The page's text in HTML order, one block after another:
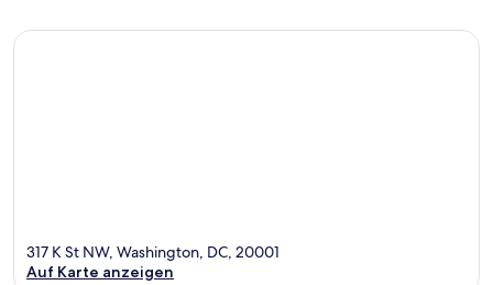
317 K St NW, Washington, DC, 20001
Auf Karte anzeigen